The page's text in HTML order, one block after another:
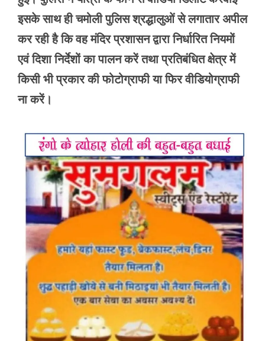
इसके साथ ही चमोली पुलिस श्रद्धालुओं से लगातार अपील
कर रही है कि वह मंदिर प्रशासन द्वारा निर्धारित नियमों
एवं दिशा निर्देशों का पालन करें तथा प्रतिबंधित क्षेत्र में
किसी भी प्रकार की फोटोग्राफी या फिर वीडियोग्राफी
ना करें।